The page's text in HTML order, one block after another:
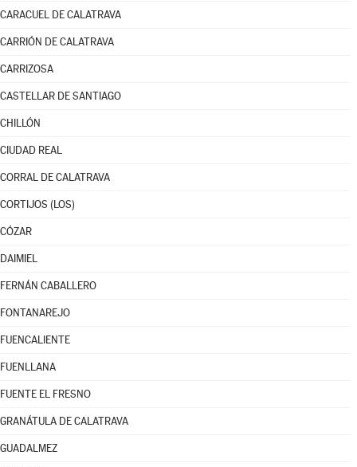
CARACUEL DE CALATRAVA
CARRIÓN DE CALATRAVA
CARRIZOSA
CASTELLAR DE SANTIAGO
CHILLÓN
CIUDAD REAL
CORRAL DE CALATRAVA
CORTIJOS (LOS)
CÓZAR
DAIMIEL
FERNÁN CABALLERO
FONTANAREJO
FUENCALIENTE
FUENLLANA
FUENTE EL FRESNO
GRANÁTULA DE CALATRAVA
GUADALMEZ